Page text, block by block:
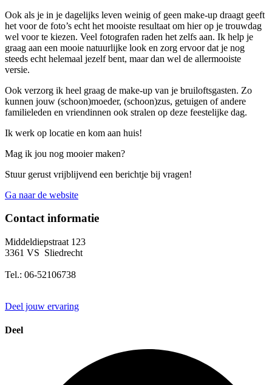
Ook als je in je dagelijks leven weinig of geen make-up draagt geeft
het voor de foto’s echt het mooiste resultaat om hier op je trouwdag
wel voor te kiezen. Veel fotografen raden het zelfs aan. Ik help je
graag aan een mooie natuurlijke look en zorg ervoor dat je nog
steeds echt helemaal jezelf bent, maar dan wel de allermooiste
versie.
Ook verzorg ik heel graag de make-up van je bruiloftsgasten. Zo
kunnen jouw (schoon)moeder, (schoon)zus, getuigen of andere
familieleden en vriendinnen ook stralen op deze feestelijke dag.
Ik werk op locatie en kom aan huis!
Mag ik jou nog mooier maken?
Stuur gerust vrijblijvend een berichtje bij vragen!
Ga naar de website
Contact informatie
Middeldiepstraat 123
3361 VS Sliedrecht
Tel.: 06-52106738
Deel jouw ervaring
Deel